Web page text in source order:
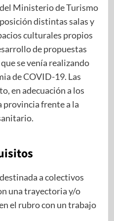
Ministerio de Turismo
distintas salas y
culturales propios
de propuestas
se venía realizando
de COVID-19. Las
en adecuación a los
provincia frente a la
a colectivos
una trayectoria y/o
el rubro con un trabajo